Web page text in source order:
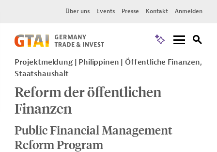
Über uns Events Presse Kontakt Anmelden
Projektmeldung Philippinen
Öffentliche Finanzen,
Staatshaushalt
Reform der öffentlichen
Finanzen
Public Financial Management
Reform Program